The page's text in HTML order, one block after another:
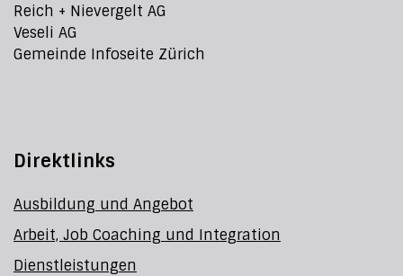
Reich + Nievergelt AG
Veseli AG
Gemeinde Infoseite Zürich
Direktlinks
Ausbildung und Angebot
Arbeit, Job Coaching und Integration
Dienstleistungen